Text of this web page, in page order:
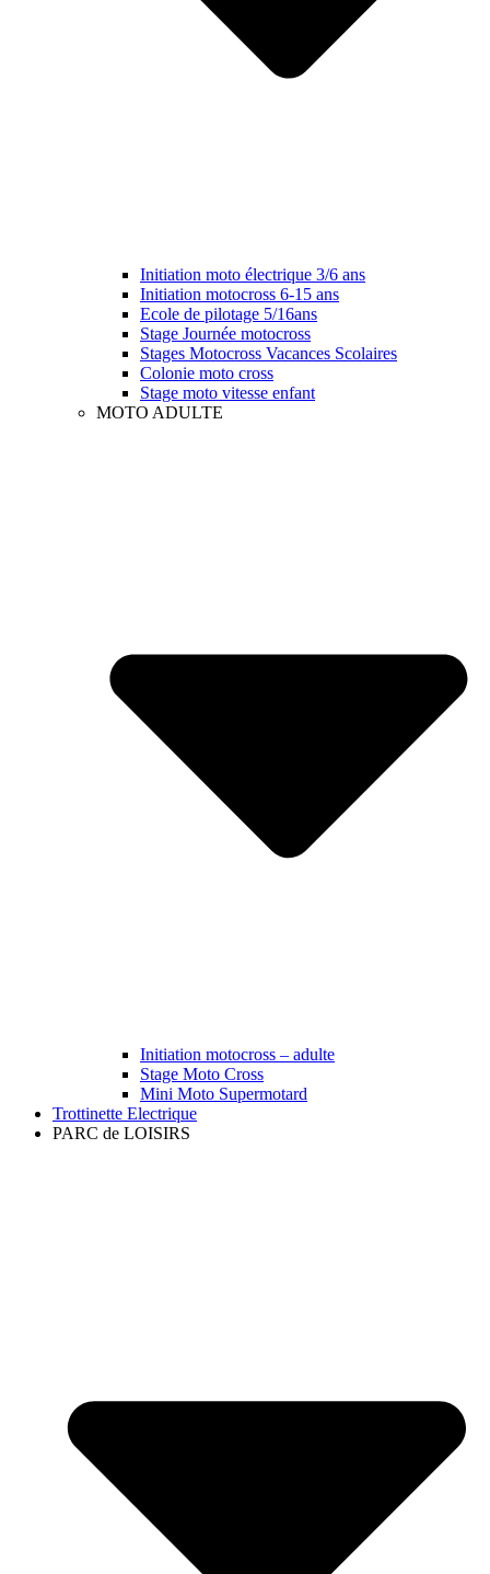
Initiation moto électrique 3/6 ans
Initiation motocross 6-15 ans
Ecole de pilotage 5/16ans
Stage Journée motocross
Stages Motocross Vacances Scolaires
Colonie moto cross
Stage moto vitesse enfant
MOTO ADULTE
Initiation motocross – adulte
Stage Moto Cross
Mini Moto Supermotard
Trottinette Electrique
PARC de LOISIRS